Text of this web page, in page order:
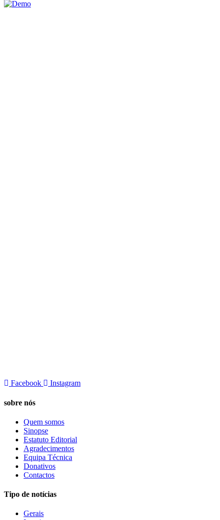
Facebook Instagram
sobre nós
Quem somos
Sinopse
Estatuto Editorial
Agradecimentos
Equipa Técnica
Donativos
Contactos
Tipo de notícias
Gerais